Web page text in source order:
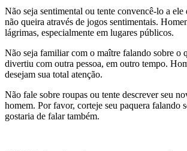
Não seja sentimental ou tente convencê-lo a ele
não queira através de jogos sentimentais.
lágrimas, especialmente em lugares públicos.
Não seja familiar com o maître falando sobre o
divertiu com outra pessoa, em outro tempo.
desejam sua total atenção.
Não fale sobre roupas ou tente descrever seu
homem. Por favor, corteje seu paquera falando
gostaria de falar também.